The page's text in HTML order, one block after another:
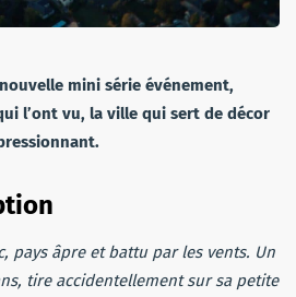
mini série événement,
l’ont vu, la ville qui sert de décor
pays âpre et battu par les vents. Un
tire accidentellement sur sa petite